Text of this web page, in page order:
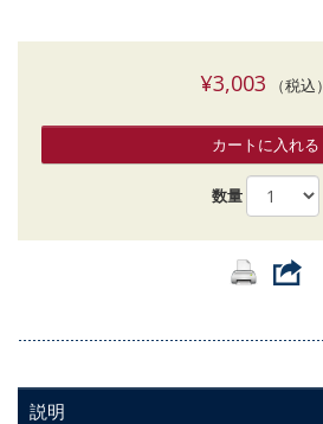
¥3,003 （税込）
カートに入れる
数量
説明